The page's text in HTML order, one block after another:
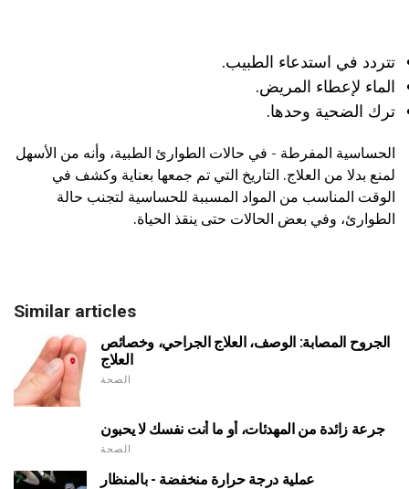
تتردد في استدعاء الطبيب.
الماء لإعطاء المريض.
ترك الضحية وحدها.
الحساسية المفرطة - في حالات الطوارئ الطبية، وأنه من الأسهل
لمنع بدلا من العلاج. التاريخ التي تم جمعها بعناية وكشف في
الوقت المناسب من المواد المسببة للحساسية لتجنب حالة
الطوارئ، وفي بعض الحالات حتى ينقذ الحياة.
Similar articles
الجروح المصابة: الوصف، العلاج الجراحي، وخصائص
العلاج
الصحة
جرعة زائدة من المهدئات، أو ما أنت نفسك لا يحبون
الصحة
عملية درجة حرارة منخفضة - بالمنظار